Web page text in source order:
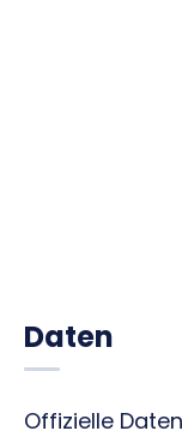
Daten
Offizielle